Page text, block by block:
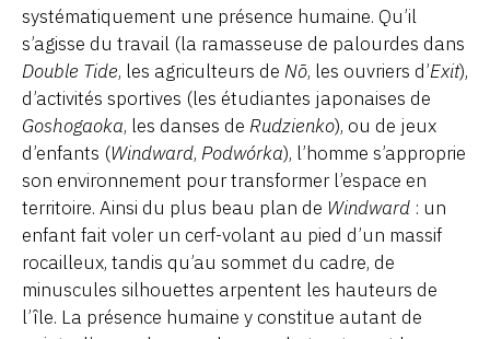
systématiquement une présence humaine. Qu’il
s’agisse du travail (la ramasseuse de palourdes dans
Double Tide, les agriculteurs de Nō, les ouvriers d’Exit),
d’activités sportives (les étudiantes japonaises de
Goshogaoka, les danses de Rudzienko), ou de jeux
d’enfants (Windward, Podwórka), l’homme s’approprie
son environnement pour transformer l’espace en
territoire. Ainsi du plus beau plan de Windward : un
enfant fait voler un cerf-volant au pied d’un massif
rocailleux, tandis qu’au sommet du cadre, de
minuscules silhouettes arpentent les hauteurs de
l’île. La présence humaine y constitue autant de